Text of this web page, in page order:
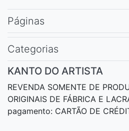
Páginas
Categorias
KANTO DO ARTISTA
REVENDA SOMENTE DE
ORIGINAIS DE FÁBRICA E
pagamento: CARTÃO DE